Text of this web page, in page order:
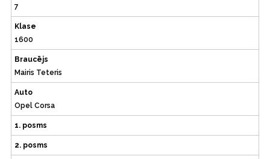
7
Klase
1600
Braucējs
Mairis Teteris
Auto
Opel Corsa
1. posms
2. posms